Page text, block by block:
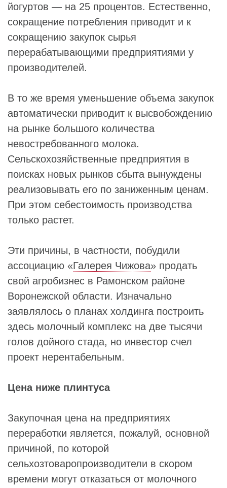
йогуртов — на 25 процентов. Естественно,
сокращение потребления приводит и к
сокращению закупок сырья
перерабатывающими предприятиями у
производителей.
В то же время уменьшение объема закупок
автоматически приводит к высвобождению
на рынке большого количества
невостребованного молока.
Сельскохозяйственные предприятия в
поисках новых рынков сбыта вынуждены
реализовывать его по заниженным ценам.
При этом себестоимость производства
только растет.
Эти причины, в частности, побудили
ассоциацию «Галерея Чижова» продать
свой агробизнес в Рамонском районе
Воронежской области. Изначально
заявлялось о планах холдинга построить
здесь молочный комплекс на две тысячи
голов дойного стада, но инвестор счел
проект нерентабельным.
Цена ниже плинтуса
Закупочная цена на предприятиях
переработки является, пожалуй, основной
причиной, по которой
сельхозтоваропроизводители в скором
времени могут отказаться от молочного